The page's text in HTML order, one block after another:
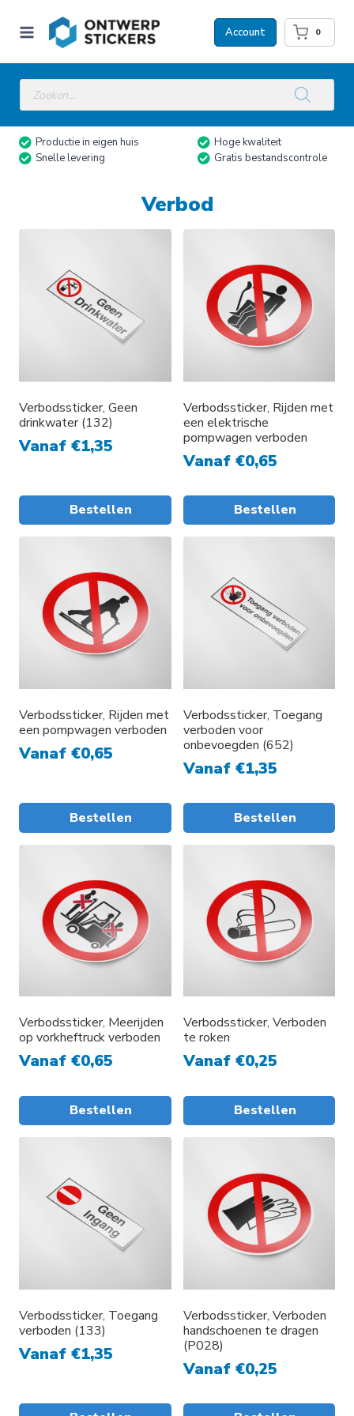
naar
Account 0
Producten
zoeken
Productie in eigen huis
Hoge kwaliteit
Snelle levering
Gratis bestandscontrole
Verbod
Verbodssticker, Geen
drinkwater (132)
Vanaf €1,35
Bestellen
Dit
meerdere
variaties.
Deze
gekozen
worden
op
de
Verbodssticker, Rijden met
een elektrische
pompwagen verboden
Vanaf €0,65
Bestellen
Verbodssticker, Rijden met
een pompwagen verboden
Vanaf €0,65
Bestellen
Verbodssticker, Toegang
verboden voor
onbevoegden (652)
Vanaf €1,35
Bestellen
Dit
meerdere
variaties.
Deze
gekozen
worden
op
de
Verbodssticker, Meerijden
op vorkheftruck verboden
Vanaf €0,65
Bestellen
Verbodssticker, Verboden
te roken
Vanaf €0,25
Bestellen
Verbodssticker, Toegang
verboden (133)
Vanaf €1,35
Verbodssticker, Verboden
handschoenen te dragen
(P028)
Vanaf €0,25